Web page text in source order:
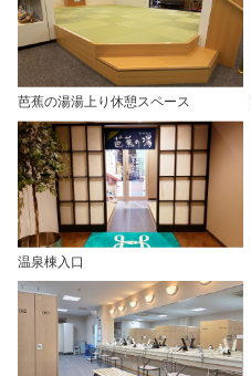
芭蕉の湯湯上り休憩スペース
温泉棟入口